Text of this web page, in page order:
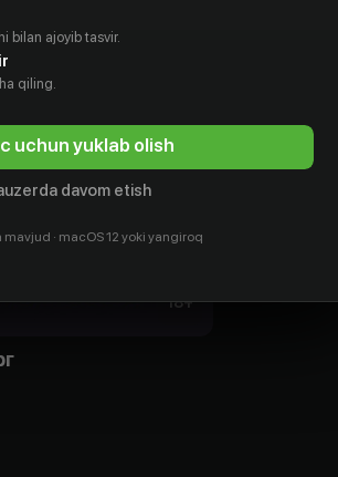
18+
bilan ajoyib tasvir.
qiling.
uchun yuklab olish
davom etish
· macOS 12 yoki yangiroq